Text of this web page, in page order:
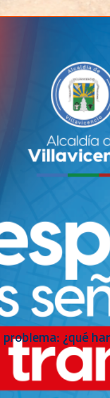
¿qué